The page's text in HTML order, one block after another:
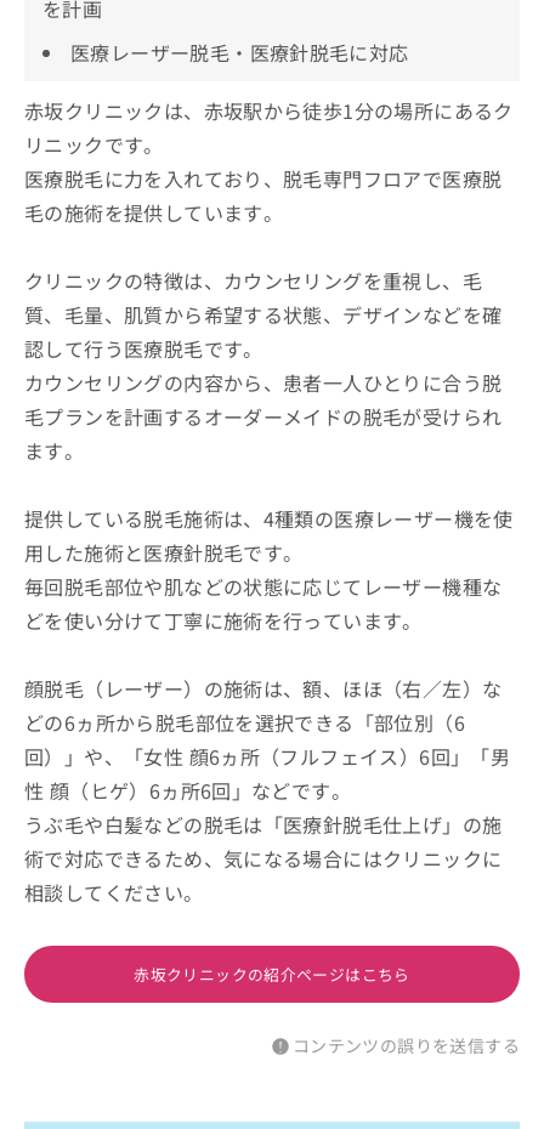
を計画
医療レーザー脱毛・医療針脱毛に対応
赤坂クリニックは、赤坂駅から徒歩1分の場所にあるク
リニックです。
医療脱毛に力を入れており、脱毛専門フロアで医療脱
毛の施術を提供しています。
クリニックの特徴は、カウンセリングを重視し、毛
質、毛量、肌質から希望する状態、デザインなどを確
認して行う医療脱毛です。
カウンセリングの内容から、患者一人ひとりに合う脱
毛プランを計画するオーダーメイドの脱毛が受けられ
ます。
提供している脱毛施術は、4種類の医療レーザー機を使
用した施術と医療針脱毛です。
毎回脱毛部位や肌などの状態に応じてレーザー機種な
どを使い分けて丁寧に施術を行っています。
顔脱毛（レーザー）の施術は、額、ほほ（右／左）な
どの6ヵ所から脱毛部位を選択できる「部位別（6
回）」や、「女性 顔6ヵ所（フルフェイス）6回」「男
性 顔（ヒゲ）6ヵ所6回」などです。
うぶ毛や白髪などの脱毛は「医療針脱毛仕上げ」の施
術で対応できるため、気になる場合にはクリニックに
相談してください。
赤坂クリニックの紹介ページはこちら
コンテンツの誤りを送信する